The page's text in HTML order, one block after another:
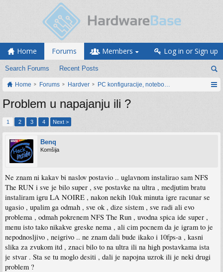
Home Forums
Search Forums Recent Posts
Members Log in or Sign up
Home Forums Hardver PC konfiguracije, notebook računari, servis
Problem u napajanju ili ?
1 2 3 4 Next >
Benq
Komšija
Ne znam ni kakav bi naslov postavio .. uglavnom instalirao sam NFS
The RUN i sve je bilo super , sve postavke na ultra , medjutim bratu
instaliram igru LA NOIRE , nakon nekih 10ak minuta igre racunar se
ugasio , upalim ga odmah , sve ok , dize sistem , sve radi ali evo
problema , odmah pokrenem NFS The Run , uvodna spica ide super ,
menu isto tako nikakve greske nema , ali cim pocnem da je igram to je
nepodnosljivo , neigrivo .. ne znam dali bude ikako i 10fps-a , kasni
slika za zvukom itd , znaci bilo to na ultra ili na high postavkama ista
je stvar . Sta se tu moglo desiti , dali je napojna uzrok ili je neki drugi
problem ?